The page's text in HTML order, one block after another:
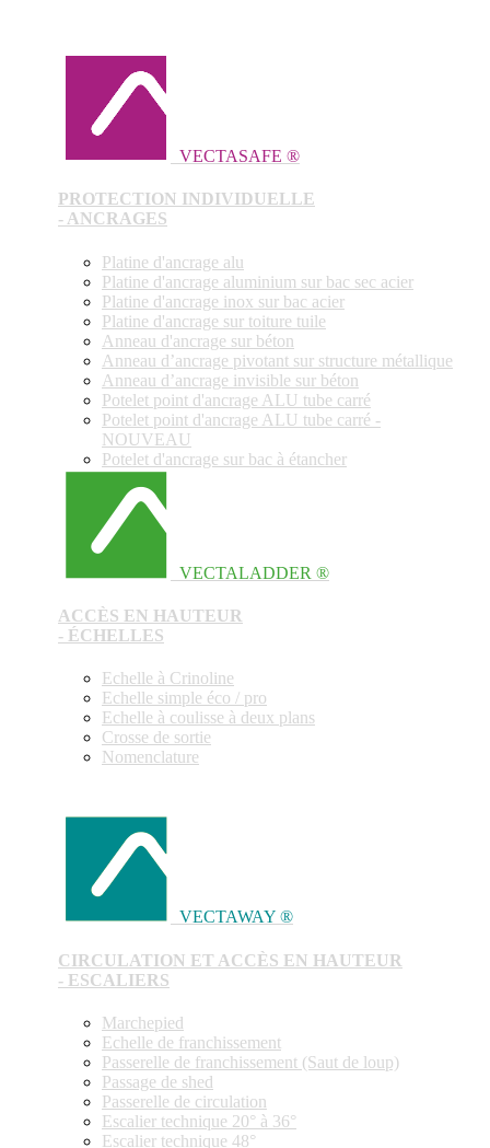
VECTASAFE ®
PROTECTION INDIVIDUELLE
- ANCRAGES
Platine d'ancrage alu
Platine d'ancrage aluminium sur bac sec acier
Platine d'ancrage inox sur bac acier
Platine d'ancrage sur toiture tuile
Anneau d'ancrage sur béton
Anneau d’ancrage pivotant sur structure métallique
Anneau d’ancrage invisible sur béton
Potelet point d'ancrage ALU tube carré
Potelet point d'ancrage ALU tube carré -
NOUVEAU
Potelet d'ancrage sur bac à étancher
VECTALADDER ®
ACCÈS EN HAUTEUR
- ÉCHELLES
Echelle à Crinoline
Echelle simple éco / pro
Echelle à coulisse à deux plans
Crosse de sortie
Nomenclature
VECTAWAY ®
CIRCULATION ET ACCÈS EN HAUTEUR
- ESCALIERS
Marchepied
Echelle de franchissement
Passerelle de franchissement (Saut de loup)
Passage de shed
Passerelle de circulation
Escalier technique 20° à 36°
Escalier technique 48°